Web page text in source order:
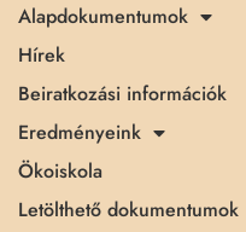
Alapdokumentumok
Hírek
Beiratkozási információk
Eredményeink
Ökoiskola
Letölthető dokumentumok